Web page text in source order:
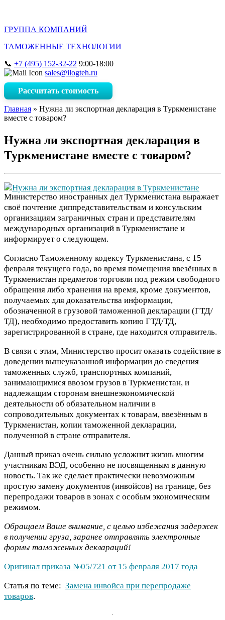
ГРУППА КОМПАНИЙ
ТАМОЖЕННЫЕ ТЕХНОЛОГИИ
+7 (495) 152-32-22 9:00-18:00
sales@ilogteh.ru
Рассчитать стоимость
Главная » Нужна ли экспортная декларация в Туркменистане
вместе с товаром?
Нужна ли экспортная декларация в
Туркменистане вместе с товаром?
Министерство иностранных дел Туркменистана выражает
своё почтение диппредставительствам и консульским
организациям заграничных стран и представителям
международных организаций в Туркменистане и
информирует о следующем.
Согласно Таможенному кодексу Туркменистана, с 15
февраля текущего года, во время помещения ввезённых в
Туркменистан предметов торговли под режим свободного
обращения либо хранения на время, кроме документов,
получаемых для доказательства информации,
обозначенной в грузовой таможенной декларации (ГТД/
ТД), необходимо предоставить копию ГТД/ТД,
зарегистрированной в стране, где находится отправитель.
В связи с этим, Министерство просит оказать содействие в
доведении вышеуказанной информации до сведения
таможенных служб, транспортных компаний,
занимающимися ввозом грузов в Туркменистан, и
надлежащим сторонам внешнеэкономической
деятельности об обязательном наличии в
сопроводительных документах к товарам, ввезённым в
Туркменистан, копии таможенной декларации,
полученной в стране отправителя.
Данный приказ очень сильно усложнит жизнь многим
участникам ВЭД, особенно не посвященным в данную
новость. Так же сделает практически невозможным
простую замену документов (инвойсов) на границе, без
перепродажи товаров в зонах с особым экономическим
режимом.
Обращаем Ваше внимание, с целью избежания задержек
в получении груза, заранее отправлять электронные
формы таможенных деклараций!
Оригинал приказа №05/721 от 15 февраля 2017 года
Статья по теме: Замена инвойса при перепродаже
товаров.